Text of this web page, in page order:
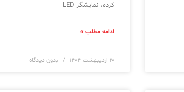
کرده، نمایشگر LED
ادامه مطلب »
۲۰ اردیبهشت ۱۴۰۴ بدون دیدگاه